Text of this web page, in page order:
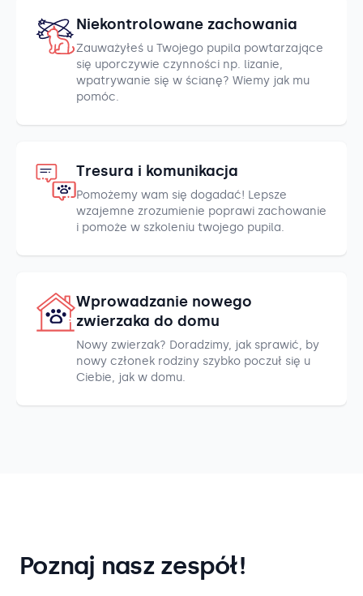
Niekontrolowane zachowania
Zauważyłeś u Twojego pupila powtarzające
się uporczywie czynności np. lizanie,
wpatrywanie się w ścianę? Wiemy jak mu
pomóc.
Tresura i komunikacja
Pomożemy wam się dogadać! Lepsze
wzajemne zrozumienie poprawi zachowanie
i pomoże w szkoleniu twojego pupila.
Wprowadzanie nowego
zwierzaka do domu
Nowy zwierzak? Doradzimy, jak sprawić, by
nowy członek rodziny szybko poczuł się u
Ciebie, jak w domu.
Poznaj nasz zespół!